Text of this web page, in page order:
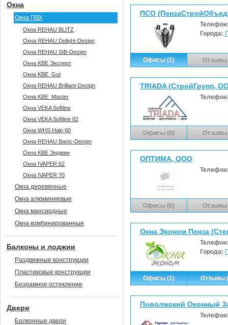
ПСО
Города:
Офисы (1) Отзывы
TRIADA (СтройГрупп,
Офисы (0) Отзывы
ОПТИМА, ООО
Офисы (0) Отзывы
Окна Эконом Пенза
Города:
Офисы (1) Отзывы
Поволжский Оконный
Окна
Окна ПВХ
Окна REHAU BLITZ
Окна REHAU Delight-Design
Окна REHAU SIB-Design
Окна KBE Эксперт
Окна KBE_Gut
Окна REHAU Brilliant-Design
Окна KBE_Master
Окна VEKA Softline
Окна VEKA Softline 82
Окна WHS Halo 60
Окна REHAU Basic-Design
Окна KBE Энджин
Окна IVAPER 62
Окна IVAPER 70
Окна деревянные
Окна алюминиевые
Окна мансардные
Окна комбинированные
Балконы и лоджии
Раздвижные конструкции
Пластиковые конструкции
Безрамное остекление
Двери
Балконные двери